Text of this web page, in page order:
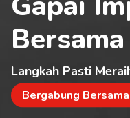
Bersama
Langkah Pasti
Bergabung